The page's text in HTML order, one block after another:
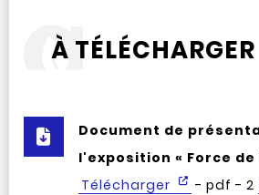
À TÉLÉCHARGER
Document de
l'exposition « Force
Télécharger
- pdf - 2